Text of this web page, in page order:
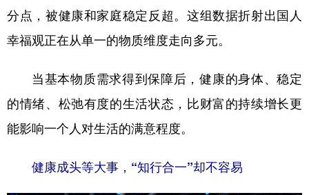
新疆 内蒙古 黑龙江
多语种频道
English Español Français عربى
Русский язык 日本語
Deutsch Português
分点，被健康和家庭稳定反超。这组数据折射出国人
幸福观正在从单一的物质维度走向多元。
当基本物质需求得到保障后，健康的身体、稳定
的情绪、松弛有度的生活状态，比财富的持续增长更
能影响一个人对生活的满意程度。
健康成头等大事，“知行合一”却不容易